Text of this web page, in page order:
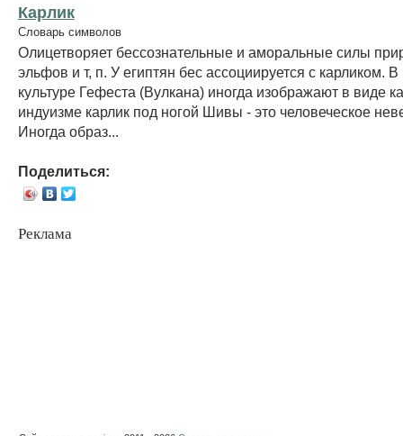
Карлик
Словарь символов
Олицетворяет бессознательные и аморальные силы
эльфов и т, п. У египтян бес ассоциируется с карликом. В
культуре Гефеста (Вулкана) иногда изображают в виде
индуизме карлик под ногой Шивы - это человеческое
Иногда образ...
Поделиться:
Реклама